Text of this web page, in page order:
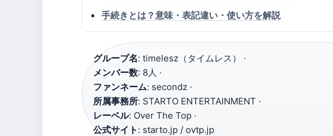
手続きとは？意味・表記違い・使い方を解説
グループ名: timelesz（タイムレス） ·
メンバー数: 8人 ·
ファンネーム: secondz ·
所属事務所: STARTO ENTERTAINMENT ·
レーベル: Over The Top ·
公式サイト : starto.jp / ovtp.jp